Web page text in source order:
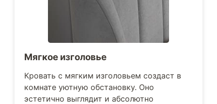
Мягкое изголовье
Кровать с мягким изголовьем создаст в
комнате уютную обстановку. Оно
эстетично выглядит и абсолютно